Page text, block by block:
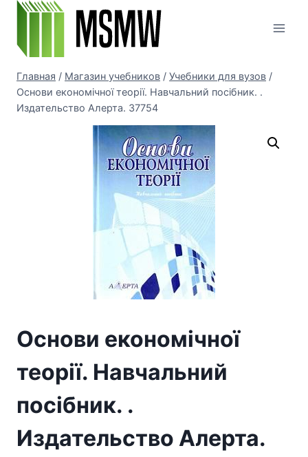
Перейти
содержимому
Главная / Магазин учебников / Учебники для вузов /
Основи економічної теорії. Навчальний посібник. .
Издательство Алерта. 37754
Основи економічної
теорії. Навчальний
посібник. .
Издательство Алерта.